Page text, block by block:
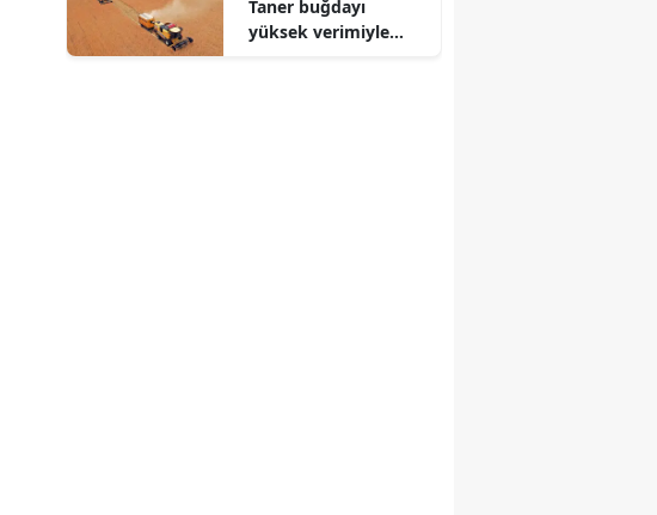
Taner buğdayı
yüksek verimiyle